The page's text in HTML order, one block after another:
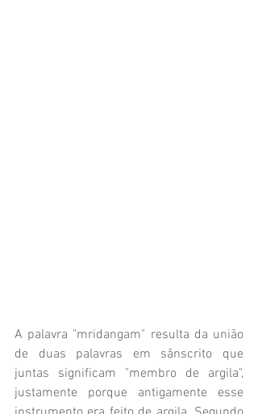
A palavra "mridangam" resulta da união
de duas palavras em sânscrito que
juntas significam "membro de argila",
justamente porque antigamente esse